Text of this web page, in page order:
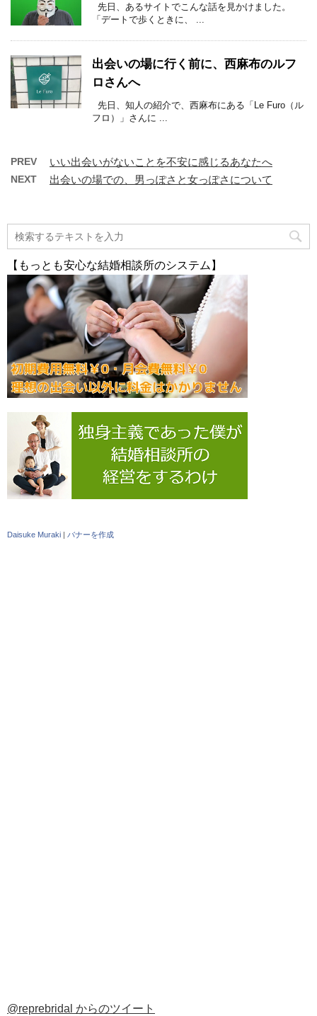
先日、あるサイトでこんな話を見かけました。
「デートで歩くときに、 ...
出会いの場に行く前に、西麻布のルフ
ロさんへ
先日、知人の紹介で、西麻布にある「Le Furo（ル
フロ）」さんに ...
PREV いい出会いがないことを不安に感じるあなたへ
NEXT 出会いの場での、男っぽさと女っぽさについて
【もっとも安心な結婚相談所のシステム】
Daisuke Muraki | バナーを作成
@reprebridal からのツイート